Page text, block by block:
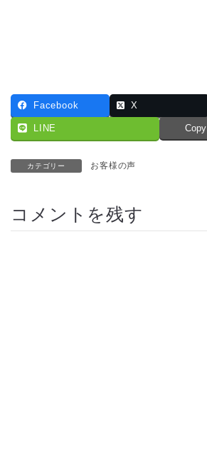
Facebook X
LINE Copy
カテゴリー お客様の声
コメントを残す